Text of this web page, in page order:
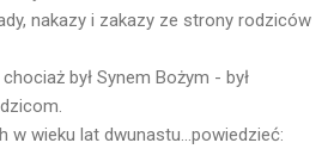
nakazy i zakazy ze strony rodziców
był Synem Bożym - był
w wieku lat dwunastu...powiedzieć: